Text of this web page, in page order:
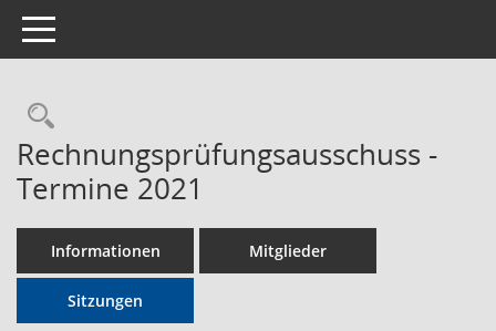
Toggle navigation
Rechercheauswahl
Rechnungsprüfungsausschuss -
Termine 2021
Informationen Mitglieder
Sitzungen